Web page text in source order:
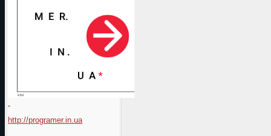
http://programer.in.ua